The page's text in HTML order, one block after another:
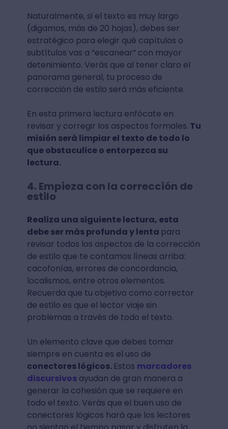
Naturalmente, si el texto es muy largo
(digamos, más de 20 hojas), debes ser
estratégico para elegir qué capítulos o
subtítulos vas a “escanear” con mayor
detenimiento. Verás que al tener claro el
panorama general, tu proceso de
corrección de estilo será más eficiente.
En esta primera lectura enfócate en
revisar y corregir los aspectos formales. Tu
misión será limpiar el texto de todo lo
que obstaculice o entorpezca su
lectura.
4. Empieza con la corrección de
estilo
Realiza una siguiente lectura, esta
debe ser más profunda y lenta para
revisar todos los aspectos de la corrección
de estilo que te contamos líneas arriba:
cacofonías, errores de concordancia,
localismos, entre otros elementos.
Recuerda que tu objetivo como corrector
de estilo es que el lector viaje sin
problemas a través de todo el texto.
Un elemento clave que debes tomar
siempre en cuenta es el uso de
conectores lógicos. Estos marcadores
discursivosayudan de gran manera a
generar la cohesión que se requiere en
todo el texto. Verás que el buen uso de
conectores lógicos hará que los lectores